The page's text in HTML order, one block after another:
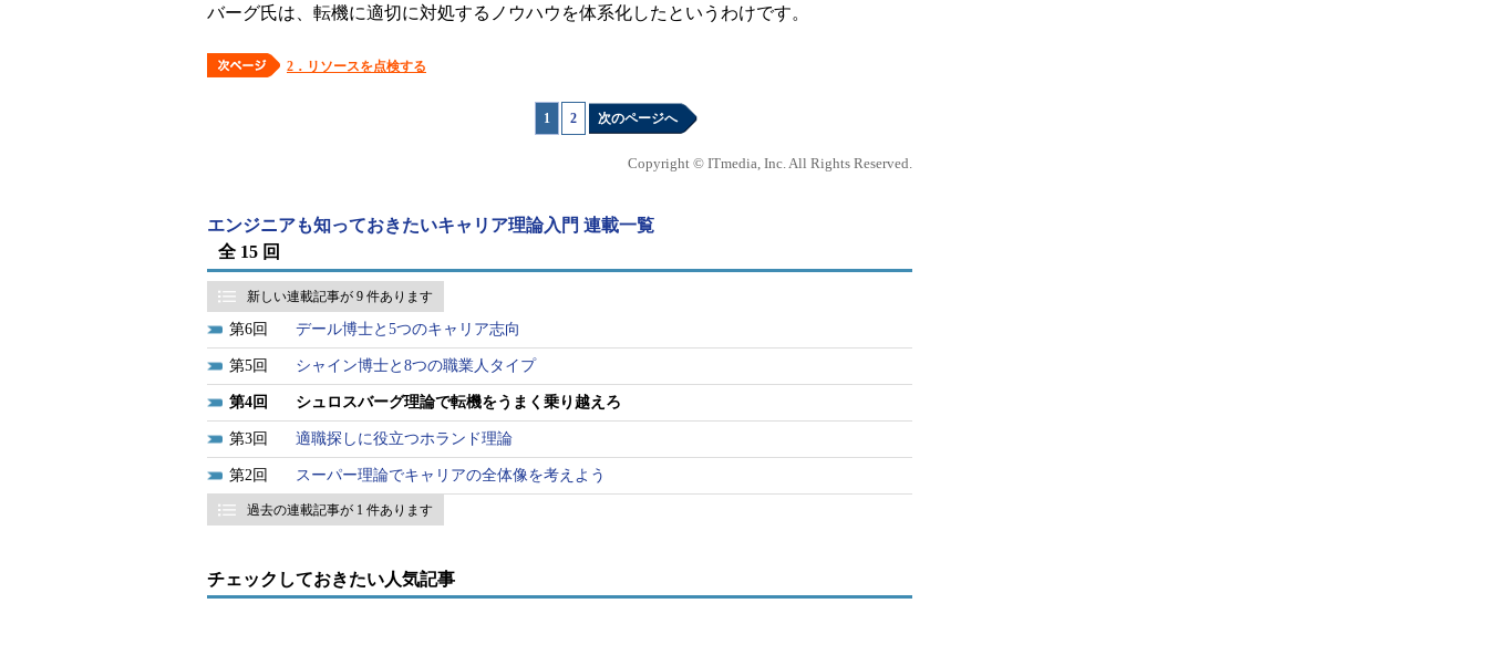
バーグ氏は、転機に適切に対処するノウハウを体系化したというわけです。
2．リソースを点検する
1 2 次のページへ
Copyright © ITmedia, Inc. All Rights Reserved.
エンジニアも知っておきたいキャリア理論入門 連載一覧
全 15 回
新しい連載記事が 9 件あります
6 デール博士と5つのキャリア志向
5 シャイン博士と8つの職業人タイプ
4 シュロスバーグ理論で転機をうまく乗り越えろ
3 適職探しに役立つホランド理論
2 スーパー理論でキャリアの全体像を考えよう
過去の連載記事が 1 件あります
チェックしておきたい人気記事